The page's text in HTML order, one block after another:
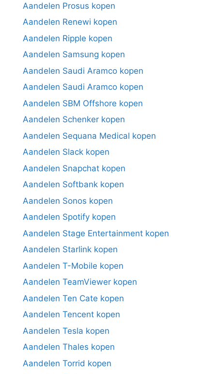
Aandelen Prosus kopen
Aandelen Renewi kopen
Aandelen Ripple kopen
Aandelen Samsung kopen
Aandelen Saudi Aramco kopen
Aandelen Saudi Aramco kopen
Aandelen SBM Offshore kopen
Aandelen Schenker kopen
Aandelen Sequana Medical kopen
Aandelen Slack kopen
Aandelen Snapchat kopen
Aandelen Softbank kopen
Aandelen Sonos kopen
Aandelen Spotify kopen
Aandelen Stage Entertainment kopen
Aandelen Starlink kopen
Aandelen T-Mobile kopen
Aandelen TeamViewer kopen
Aandelen Ten Cate kopen
Aandelen Tencent kopen
Aandelen Tesla kopen
Aandelen Thales kopen
Aandelen Torrid kopen